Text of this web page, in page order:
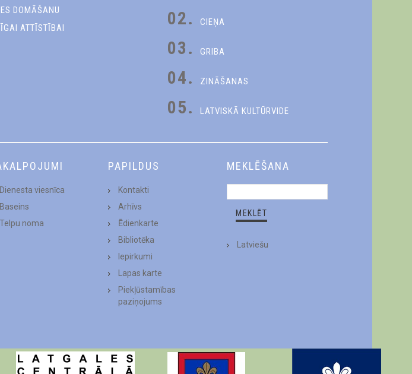
DOMĀŠANU
ATTĪSTĪBAI
02. CIEŅA
03. GRIBA
04. ZINĀŠANAS
05. LATVISKĀ KULTŪRVIDE
Dienesta viesnīca
Baseins
Telpu noma
PAPILDUS
Kontakti
Arhīvs
Ēdienkarte
Bibliotēka
Iepirkumi
Lapas karte
Piekļūstamības
paziņojums
MEKLĒŠANA
Latviešu